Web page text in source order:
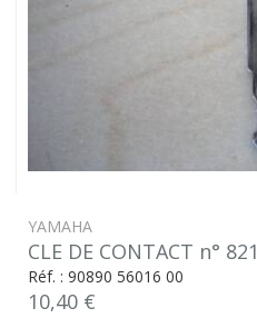
YAMAHA
CLE DE CONTACT n° 821
Réf. : 90890 56016 00
10,40 €